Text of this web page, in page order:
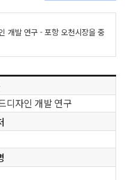
개발 연구 - 포항 오천시장을 중
디자인 개발 연구